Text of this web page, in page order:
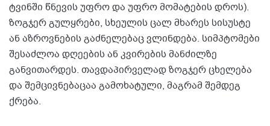
ტვინში წნევის უფრო და უფრო მომატების დროს).
ზოგჯერ გულყრები, სხეულის ცალ მხარეს სისუსტე
ან აზროვნების გაძნელებაც ვლინდება. სიმპტომები
შესაძლოა დღეების ან კვირების მანძილზე
განვითარდეს. თავდაპირველად ზოგჯერ ცხელება
და შემცივნებაცაა გამოხატული, მაგრამ შემდეგ
ქრება.